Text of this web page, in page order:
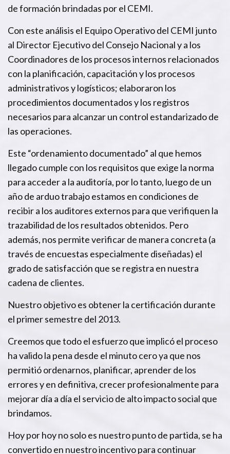
de formación brindadas por el CEMI.
Con este análisis el Equipo Operativo del CEMI junto
al Director Ejecutivo del Consejo Nacional y a los
Coordinadores de los procesos internos relacionados
con la planificación, capacitación y los procesos
administrativos y logísticos; elaboraron los
procedimientos documentados y los registros
necesarios para alcanzar un control estandarizado de
las operaciones.
Este “ordenamiento documentado” al que hemos
llegado cumple con los requisitos que exige la norma
para acceder a la auditoría, por lo tanto, luego de un
año de arduo trabajo estamos en condiciones de
recibir a los auditores externos para que verifiquen la
trazabilidad de los resultados obtenidos. Pero
además, nos permite verificar de manera concreta (a
través de encuestas especialmente diseñadas) el
grado de satisfacción que se registra en nuestra
cadena de clientes.
Nuestro objetivo es obtener la certificación durante
el primer semestre del 2013.
Creemos que todo el esfuerzo que implicó el proceso
ha valido la pena desde el minuto cero ya que nos
permitió ordenarnos, planificar, aprender de los
errores y en definitiva, crecer profesionalmente para
mejorar día a día el servicio de alto impacto social que
brindamos.
Hoy por hoy no solo es nuestro punto de partida, se ha
convertido en nuestro incentivo para continuar